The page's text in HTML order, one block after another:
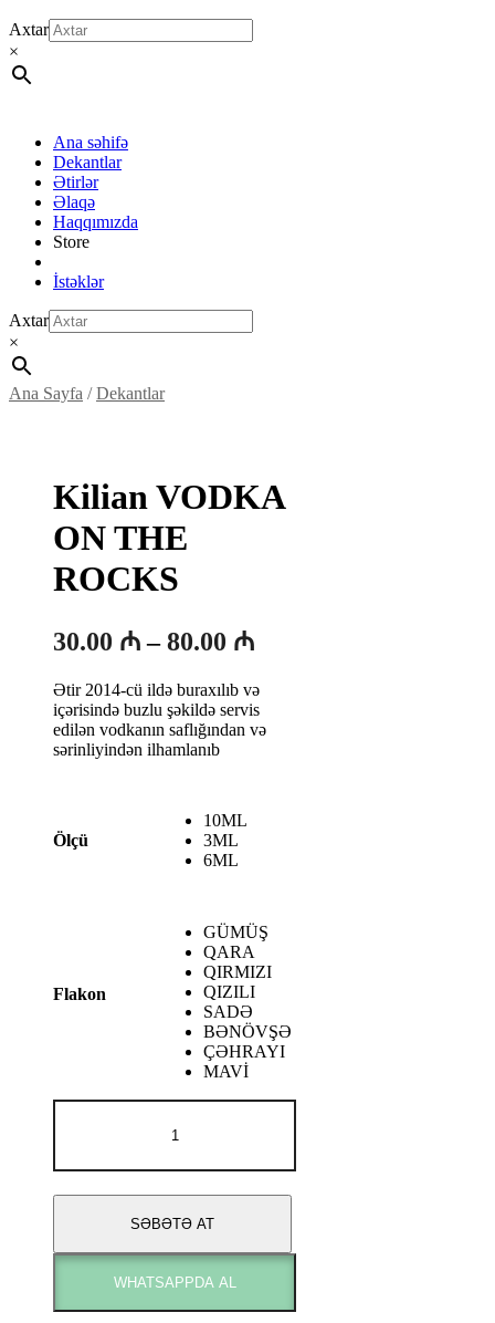
Axtar
×
Ana səhifə
Dekantlar
Ətirlər
Əlaqə
Haqqımızda
Store
İstəklər
Axtar
×
Ana Sayfa /Dekantlar
Kilian VODKA
ON THE
ROCKS
30.00 ₼ –80.00 ₼Fiyat
30.00 ₼
-
Ətir 2014-cü ildə buraxılıb və
içərisində buzlu şəkildə servis
edilən vodkanın saflığından və
sərinliyindən ilhamlanıb
Ölçü
10ML
3ML
6ML
Flakon
GÜMÜŞ
QARA
QIRMIZI
QIZILI
SADƏ
BƏNÖVŞƏ
ÇƏHRAYI
MAVİ
VODKA
THE
SƏBƏTƏ AT
WHATSAPPDA AL